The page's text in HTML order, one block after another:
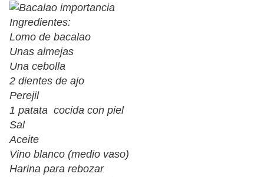
Ingredientes:
Lomo de bacalao
Unas almejas
Una cebolla
2 dientes de ajo
Perejil
1 patata cocida con piel
Sal
Aceite
Vino blanco (medio vaso)
Harina para rebozar